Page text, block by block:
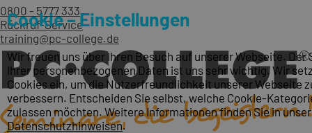
0800 - 5777 333
Rückruf-Service
training@pc-college.de
Cookie – Einstellungen
Wir freuen uns über Ihren Besuch auf unserer Webseite. Der
Ihrer personenbezogenen Daten ist uns sehr wichtig. Wir
Cookies ein, um die Nutzerfreundlichkeit unserer Webseite
verbessern. Entscheiden Sie selbst, welche Cookie-
zulassen möchten. Weitere Informationen finden Sie in
Datenschutzhinweisen.